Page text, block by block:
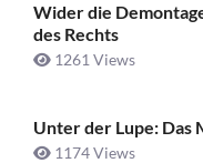
Wider die
des Rechts
1261 Views
Unter der Lupe: Das
1174 Views